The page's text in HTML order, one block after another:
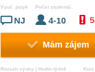
Vyuč. jazyk
NJ
Počet studentů
4-10
Mám zájem
Rozsah výuky | Hodin týdně